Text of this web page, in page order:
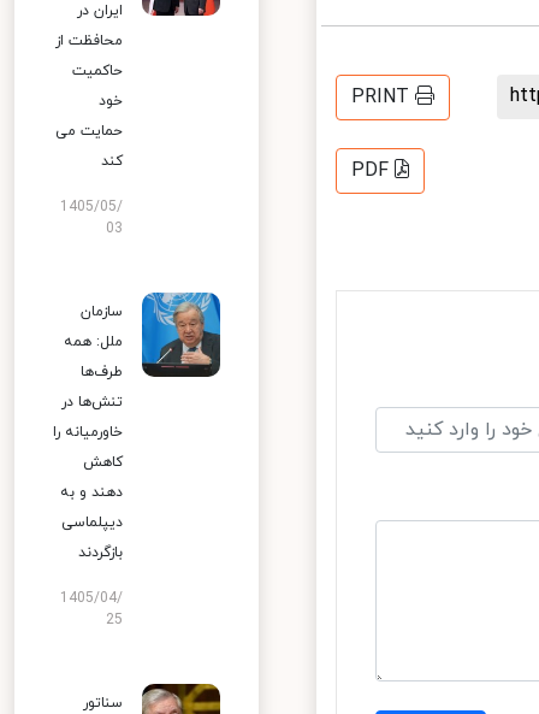
PRINT
PDF
ایران در
محافظت از
حاکمیت
خود
حمایت می
کند
1405/05/
03
سازمان
ملل: همه
طرف‌ها
تنش‌ها در
خاورمیانه را
کاهش
دهند و به
دیپلماسی
بازگردند
1405/04/
25
سناتور